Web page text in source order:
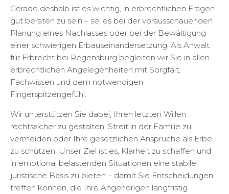
Gerade deshalb ist es wichtig, in erbrechtlichen Fragen
gut beraten zu sein – sei es bei der vorausschauenden
Planung eines Nachlasses oder bei der Bewältigung
einer schwierigen Erbauseinandersetzung. Als Anwalt
für Erbrecht bei Regensburg begleiten wir Sie in allen
erbrechtlichen Angelegenheiten mit Sorgfalt,
Fachwissen und dem notwendigen
Fingerspitzengefühl.
Wir unterstützen Sie dabei, Ihren letzten Willen
rechtssicher zu gestalten, Streit in der Familie zu
vermeiden oder Ihre gesetzlichen Ansprüche als Erbe
zu schützen. Unser Ziel ist es, Klarheit zu schaffen und
in emotional belastenden Situationen eine stabile
juristische Basis zu bieten – damit Sie Entscheidungen
treffen können, die Ihre Angehörigen langfristig